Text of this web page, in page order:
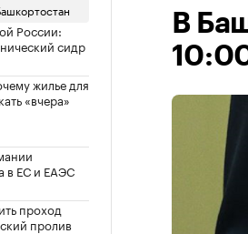
России:
сидр
жилье для
«вчера»
в ЕС и ЕАЭС
проход
пролив
В